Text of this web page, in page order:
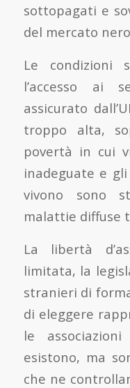
sottopagati e
del mercato nero
Le condizioni
l’accesso ai
assicurato
troppo alta,
povertà in cui
inadeguate e
vivono sono
malattie diffuse
La libertà
limitata, la
stranieri di
di eleggere
le
esistono, ma
che ne